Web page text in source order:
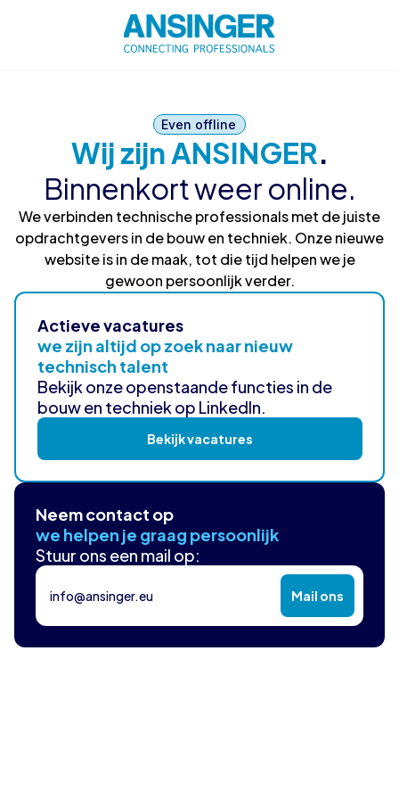
Even offline
Wij zijn ANSINGER.
Binnenkort weer online.
We verbinden technische professionals met de juiste
opdrachtgevers in de bouw en techniek. Onze nieuwe
website is in de maak, tot die tijd helpen we je
gewoon persoonlijk verder.
Actieve vacatures
we zijn altijd op zoek naar nieuw
technisch talent
Bekijk onze openstaande functies in de
bouw en techniek op LinkedIn.
Bekijk vacatures
Neem contact op
we helpen je graag persoonlijk
Stuur ons een mail op:
info@ansinger.eu Mail ons